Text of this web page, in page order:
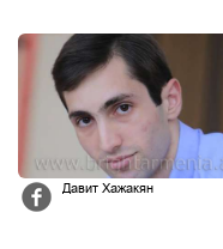
Давит Хажакян